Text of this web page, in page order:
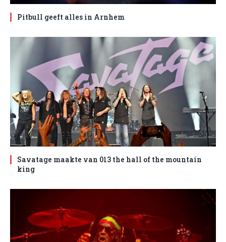
Pitbull geeft alles in Arnhem
Savatage maakte van 013 the hall of the mountain
king